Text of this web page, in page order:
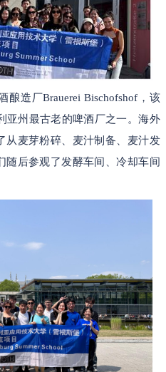
酿造厂Brauerei Bischofshof，该
亚州最古老的啤酒厂之一。海外
从麦芽粉碎、麦汁制备、麦汁发
随后参观了发酵车间、冷却车间